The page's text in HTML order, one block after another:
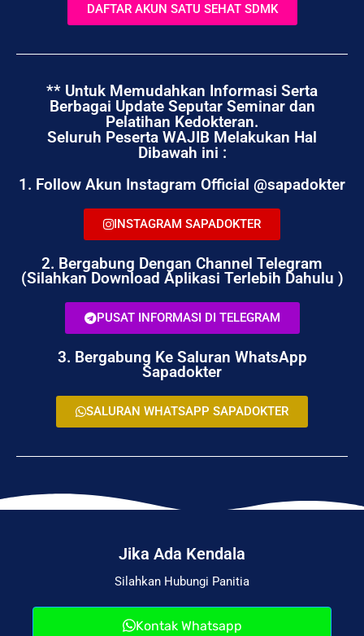
DAFTAR AKUN SATU SEHAT SDMK
** Untuk Memudahkan Informasi Serta
Berbagai Update Seputar Seminar dan
Pelatihan Kedokteran.
Seluruh Peserta WAJIB Melakukan Hal
Dibawah ini :
1. Follow Akun Instagram Official @sapadokter
INSTAGRAM SAPADOKTER
2. Bergabung Dengan Channel Telegram
(Silahkan Download Aplikasi Terlebih Dahulu )
PUSAT INFORMASI DI TELEGRAM
3. Bergabung Ke Saluran WhatsApp
Sapadokter
SALURAN WHATSAPP SAPADOKTER
Jika Ada Kendala
Silahkan Hubungi Panitia
Kontak Whatsapp